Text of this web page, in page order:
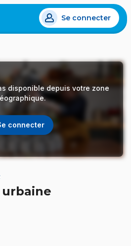
Se connecter
disponible depuis votre zone
connecter